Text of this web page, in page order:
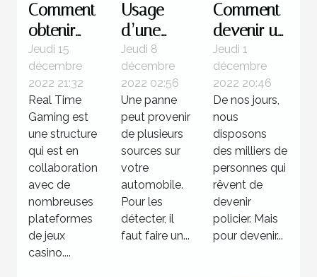
Comment
obtenir
des
jackpots
sur Real
Time
Gaming ?
Jeudi 15
décembre
2022 21:32
Real Time
Gaming est
une structure
qui est en
collaboration
avec de
nombreuses
plateformes
de jeux
casino....
Usage
d’une
valise
diagnostic
: Quelle
utilité pour
votre
voiture ?
Jeudi 8
décembre
2022 02:56
Une panne
peut provenir
de plusieurs
sources sur
votre
automobile.
Pour les
détecter, il
faut faire un...
Comment
devenir un
policier ?
Jeudi 1
décembre
2022 20:46
De nos jours,
nous
disposons
des milliers de
personnes qui
rêvent de
devenir
policier. Mais
pour devenir...